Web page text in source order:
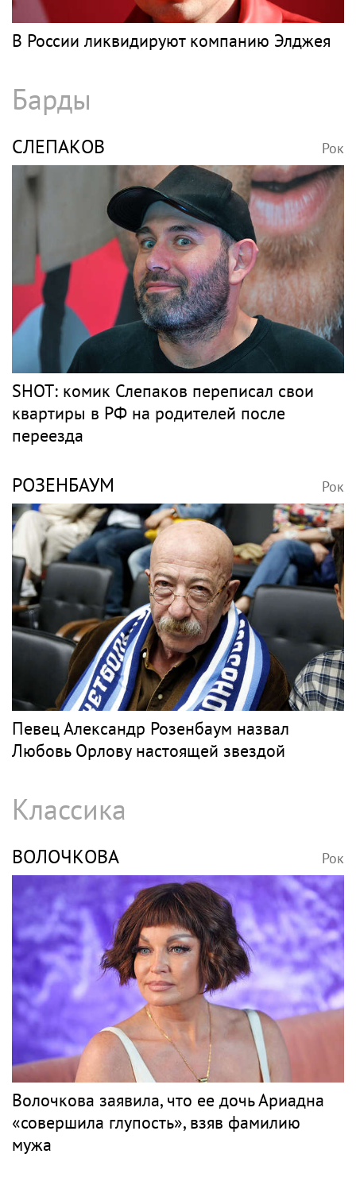
В России ликвидируют компанию Элджея
Барды
СЛЕПАКОВ Рок
SHOT: комик Слепаков переписал свои
квартиры в РФ на родителей после
переезда
РОЗЕНБАУМ Рок
Певец Александр Розенбаум назвал
Любовь Орлову настоящей звездой
Классика
ВОЛОЧКОВА Рок
Волочкова заявила, что ее дочь Ариадна
«совершила глупость», взяв фамилию
мужа